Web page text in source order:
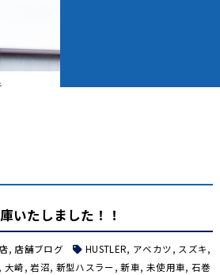
いたしました！！
, 店舗ブログ HUSTLER, アベカツ, スズキ,
, 大崎,岩沼, 新型ハスラー,新車, 未使用車, 石巻